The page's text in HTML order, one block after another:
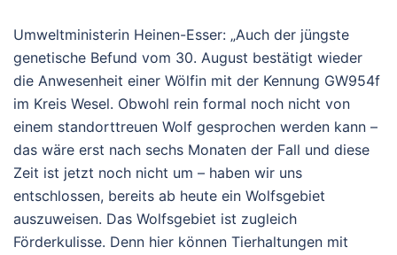
Umweltministerin Heinen-Esser: „Auch der jüngste
genetische Befund vom 30. August bestätigt wieder
die Anwesenheit einer Wölfin mit der Kennung GW954f
im Kreis Wesel. Obwohl rein formal noch nicht von
einem standorttreuen Wolf gesprochen werden kann –
das wäre erst nach sechs Monaten der Fall und diese
Zeit ist jetzt noch nicht um – haben wir uns
entschlossen, bereits ab heute ein Wolfsgebiet
auszuweisen. Das Wolfsgebiet ist zugleich
Förderkulisse. Denn hier können Tierhaltungen mit